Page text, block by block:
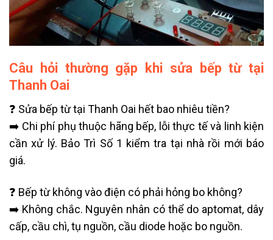
Câu hỏi thường gặp khi sửa bếp từ tại
Thanh Oai
❓ Sửa bếp từ tại Thanh Oai hết bao nhiêu tiền?
➡️ Chi phí phụ thuộc hãng bếp, lỗi thực tế và linh kiện
cần xử lý. Bảo Trì Số 1 kiểm tra tại nhà rồi mới báo
giá.
❓ Bếp từ không vào điện có phải hỏng bo không?
➡️ Không chắc. Nguyên nhân có thể do aptomat, dây
cấp, cầu chì, tụ nguồn, cầu diode hoặc bo nguồn.